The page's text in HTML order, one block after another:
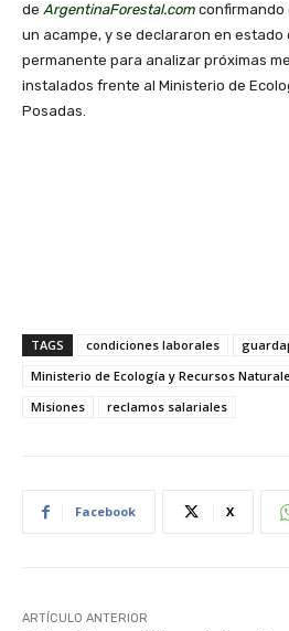
de ArgentinaForestal.com confirmando
un acampe, y se declararon en estado
permanente para analizar próximas
instalados frente al Ministerio de
Posadas.
TAGS condiciones laborales
Ministerio de Ecología y Recursos
Misiones
reclamos salariales
Facebook X
ARTÍCULO ANTERIOR